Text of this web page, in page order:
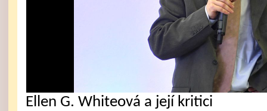
Ellen G. Whiteová a její kritici